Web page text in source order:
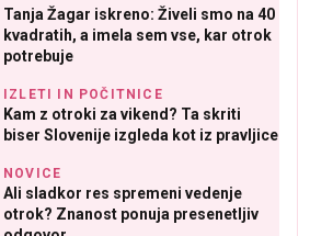
Tanja Žagar iskreno: Živeli smo na 40
kvadratih, a imela sem vse, kar otrok
potrebuje
IZLETI IN POČITNICE
Kam z otroki za vikend? Ta skriti
biser Slovenije izgleda kot iz pravljice
NOVICE
Ali sladkor res spremeni vedenje
otrok? Znanost ponuja presenetljiv